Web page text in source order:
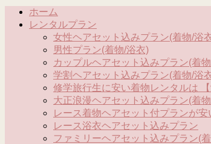
ホーム
レンタルプラン
女性ヘアセット込みプラン(着物/浴
男性プラン(着物/浴衣)
カップルヘアセット込みプラン(着
学割ヘアセット込みプラン(着物/浴
修学旅行生に安い着物レンタルは
大正浪漫ヘアセット込みプラン(着
レース着物ヘアセット付プランが安
レース浴衣ヘアセット込みプラン
ファミリーヘアセット込みプラン(